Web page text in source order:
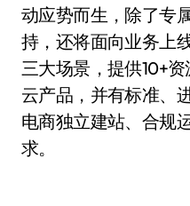
动应势而生，除了专
持，还将面向业务上
三大场景，提供10+
云产品，并有标准、
电商独立建站、合规
求。